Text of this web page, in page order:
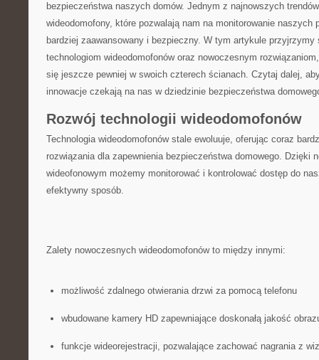
bezpieczeństwa⁤ naszych domów. Jednym⁣ z najnowszych
wideodomofony, które‍ pozwalają nam na monitorowanie naszych
bardziej zaawansowany i bezpieczny. W tym artykule
technologiom wideodomofonów⁣ oraz ⁤nowoczesnym
się jeszcze pewniej w swoich czterech ścianach. Czytaj dalej,
⁢innowacje czekają na nas w dziedzinie ‍bezpieczeństwa
Rozwój technologii wideodomofonów
Technologia wideodomofonów stale ewoluuje, oferując coraz
rozwiązania dla zapewnienia bezpieczeństwa⁢ domowego. Dzięki
‍wideofonowym możemy monitorować i kontrolować ​dostęp ​do
⁣efektywny sposób.
Zalety nowoczesnych⁤ wideodomofonów to między⁣ innymi:
możliwość zdalnego otwierania drzwi za pomocą telefonu
wbudowane kamery HD ⁢zapewniające doskonałą jakość
funkcje ⁣wideorejestracji, pozwalające zachować nagrania z